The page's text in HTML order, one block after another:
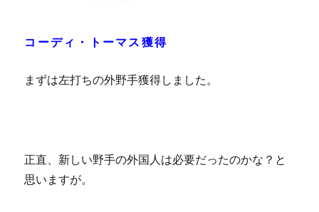
コーディ・トーマス獲得
まずは左打ちの外野手獲得しました。
正直、新しい野手の外国人は必要だったのかな？と
思いますが。